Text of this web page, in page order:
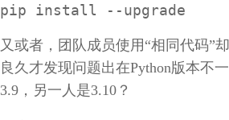
pip install --upgrade
又或者，团队成员使用“相同代码”
良久才发现问题出在Python版本
3.9，另一人是3.10？